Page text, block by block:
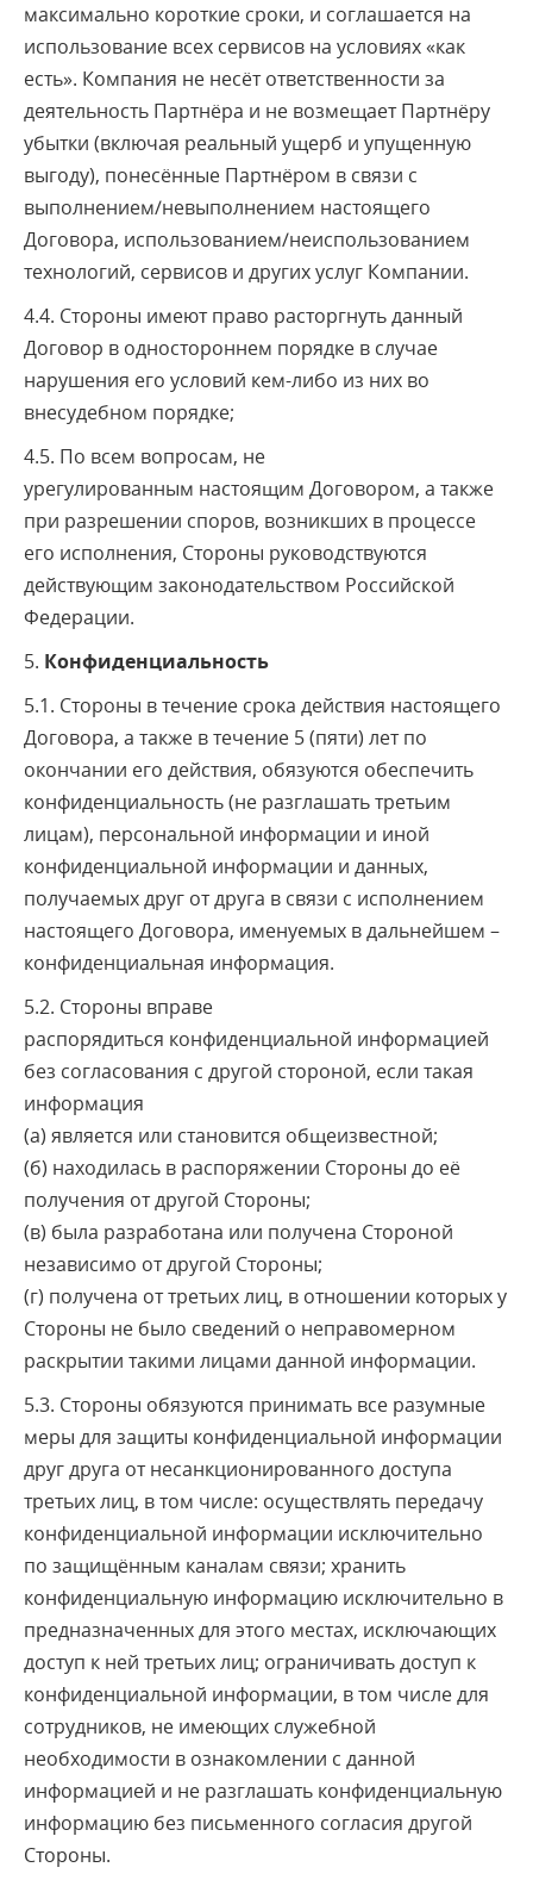
максимально короткие сроки, и соглашается на
использование всех сервисов на условиях «как
есть». Компания не несёт ответственности за
деятельность Партнёра и не возмещает Партнёру
убытки (включая реальный ущерб и упущенную
выгоду), понесённые Партнёром в связи с
выполнением/невыполнением настоящего
Договора, использованием/неиспользованием
технологий, сервисов и других услуг Компании.
4.4. Стороны имеют право расторгнуть данный
Договор в одностороннем порядке в случае
нарушения его условий кем-либо из них во
внесудебном порядке;
4.5. По всем вопросам, не
урегулированным настоящим Договором, а также
при разрешении споров, возникших в процессе
его исполнения, Стороны руководствуются
действующим законодательством Российской
Федерации.
5. Конфиденциальность
5.1. Стороны в течение срока действия настоящего
Договора, а также в течение 5 (пяти) лет по
окончании его действия, обязуются обеспечить
конфиденциальность (не разглашать третьим
лицам), персональной информации и иной
конфиденциальной информации и данных,
получаемых друг от друга в связи с исполнением
настоящего Договора, именуемых в дальнейшем –
конфиденциальная информация.
5.2. Стороны вправе
распорядиться конфиденциальной информацией
без согласования с другой стороной, если такая
информация
(а) является или становится общеизвестной;
(б) находилась в распоряжении Стороны до её
получения от другой Стороны;
(в) была разработана или получена Стороной
независимо от другой Стороны;
(г) получена от третьих лиц, в отношении которых у
Стороны не было сведений о неправомерном
раскрытии такими лицами данной информации.
5.3. Стороны обязуются принимать все разумные
меры для защиты конфиденциальной информации
друг друга от несанкционированного доступа
третьих лиц, в том числе: осуществлять передачу
конфиденциальной информации исключительно
по защищённым каналам связи; хранить
конфиденциальную информацию исключительно в
предназначенных для этого местах, исключающих
доступ к ней третьих лиц; ограничивать доступ к
конфиденциальной информации, в том числе для
сотрудников, не имеющих служебной
необходимости в ознакомлении с данной
информацией и не разглашать конфиденциальную
информацию без письменного согласия другой
Стороны.